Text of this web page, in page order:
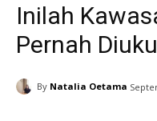
Inilah
Pernah
By Natalia Oetama